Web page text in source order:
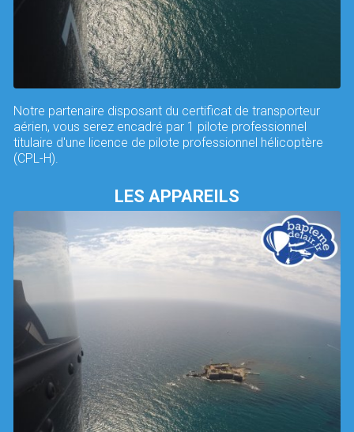
Notre partenaire disposant du certificat de transporteur
aérien, vous serez encadré par 1 pilote professionnel
titulaire d'une licence de pilote professionnel hélicoptère
(CPL-H).
LES APPAREILS